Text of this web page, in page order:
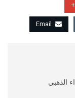
Email
الذهبي